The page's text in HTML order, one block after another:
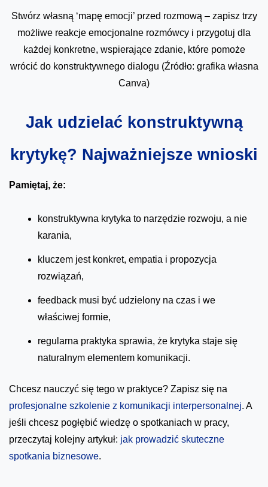
Stwórz własną ‘mapę emocji’ przed rozmową – zapisz trzy
możliwe reakcje emocjonalne rozmówcy i przygotuj dla
każdej konkretne, wspierające zdanie, które pomoże
wrócić do konstruktywnego dialogu (Źródło: grafika własna
Canva)
Jak udzielać konstruktywną
krytykę? Najważniejsze wnioski
Pamiętaj, że:
konstruktywna krytyka to narzędzie rozwoju, a nie
karania,
kluczem jest konkret, empatia i propozycja
rozwiązań,
feedback musi być udzielony na czas i we
właściwej formie,
regularna praktyka sprawia, że krytyka staje się
naturalnym elementem komunikacji.
Chcesz nauczyć się tego w praktyce? Zapisz się na
profesjonalne szkolenie z komunikacji interpersonalnej. A
jeśli chcesz pogłębić wiedzę o spotkaniach w pracy,
przeczytaj kolejny artykuł: jak prowadzić skuteczne
spotkania biznesowe.